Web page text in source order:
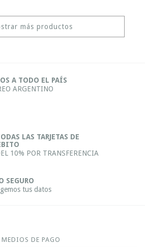
más productos
A TODO EL PAÍS
ARGENTINO
LAS TARJETAS DE
10% POR TRANSFERENCIA
SEGURO
tus datos
MEDIOS DE PAGO